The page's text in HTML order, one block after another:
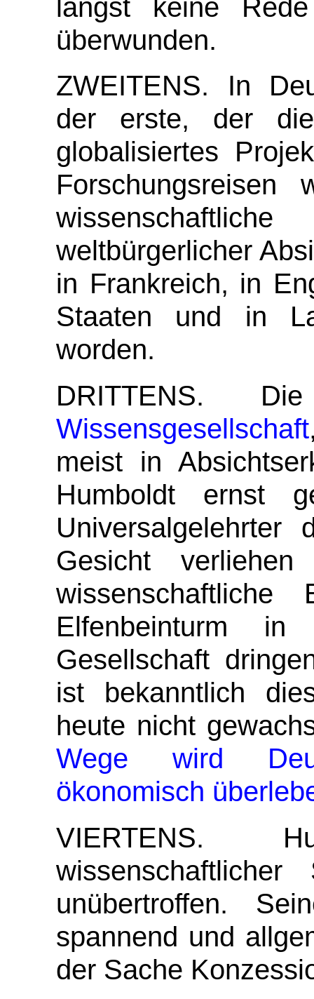
längst keine
überwunden.
ZWEITENS.
In
der erste, der
globalisiertes
weltbürgerlicher
in Frankreich, in
Staaten und in
worden.
DRITTENS.
Wissensgesellschaft
meist in
Humboldt ernst
Gesicht
Elfenbeinturm
Gesellschaft
ist bekanntlich
heute nicht
Wege wird
ökonomisch
VIERTENS.
unübertroffen.
spannend und
der Sache